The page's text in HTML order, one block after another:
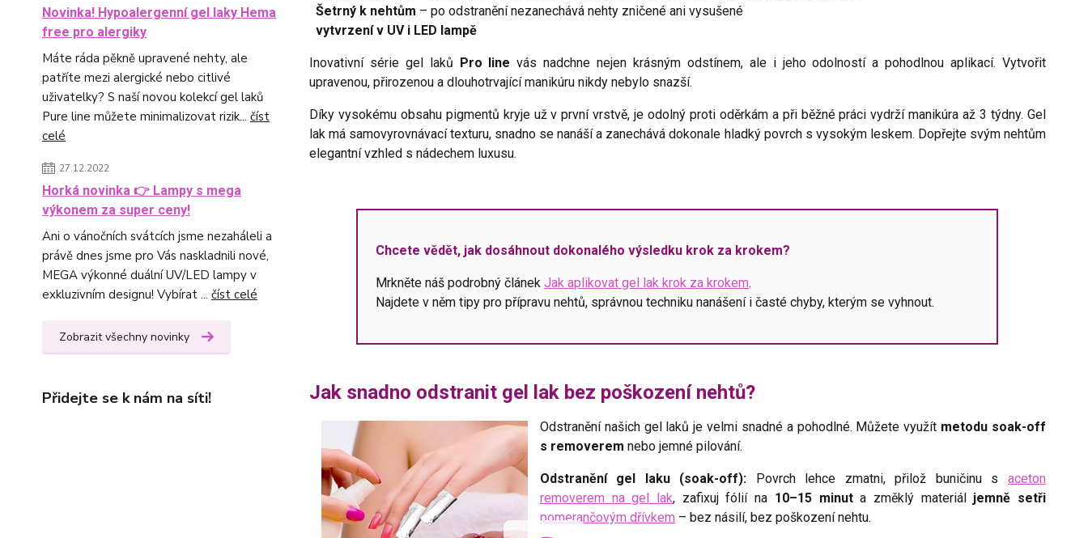
Novinka! Hypoalergenní gel laky Hema
free pro alergiky
Máte ráda pěkně upravené nehty, ale
patříte mezi alergické nebo citlivé
uživatelky? S naší novou kolekcí gel laků
Pure line můžete minimalizovat rizik... číst
celé
27.12.2022
Horká novinka 👉 Lampy s mega
výkonem za super ceny!
Ani o vánočních svátcích jsme nezaháleli a
právě dnes jsme pro Vás naskladnili nové,
MEGA výkonné duální UV/LED lampy v
exkluzivním designu! Vybírat ... číst celé
Zobrazit všechny novinky
Přidejte se k nám na síti!
Šetrný k nehtům – po odstranění nezanechává nehty zničené ani vysušené
vytvrzení v UV i LED lampě
Inovativní série gel laků Pro line vás nadchne nejen krásným odstínem, ale i jeho odolností a pohodlnou aplikací. Vytvořit
upravenou, přirozenou a dlouhotrvající manikúru nikdy nebylo snazší.
Díky vysokému obsahu pigmentů kryje už v první vrstvě, je odolný proti oděrkám a při běžné práci vydrží manikúra až 3 týdny. Gel
lak má samovyrovnávací texturu, snadno se nanáší a zanechává dokonale hladký povrch s vysokým leskem. Dopřejte svým nehtům
elegantní vzhled s nádechem luxusu.
Chcete vědět, jak dosáhnout dokonalého výsledku krok za krokem?
Mrkněte náš podrobný článekJak aplikovat gel lak krok za krokem.
Najdete v něm tipy pro přípravu nehtů, správnou techniku nanášení i časté chyby, kterým se vyhnout.
Jak snadno odstranit gel lak bez poškození nehtů?
Odstranění našich gel laků je velmi snadné a pohodlné. Můžete využít metodu soak-off
s removerem nebo jemné pilování.
Odstranění gel laku (soak-off): Povrch lehce zmatni, přilož buničinu s aceton
removerem na gel lak, zafixuj fólií na 10–15 minuta změklý materiál jemně setři
pomerančovým dřívkem – bez násilí, bez poškození nehtu.